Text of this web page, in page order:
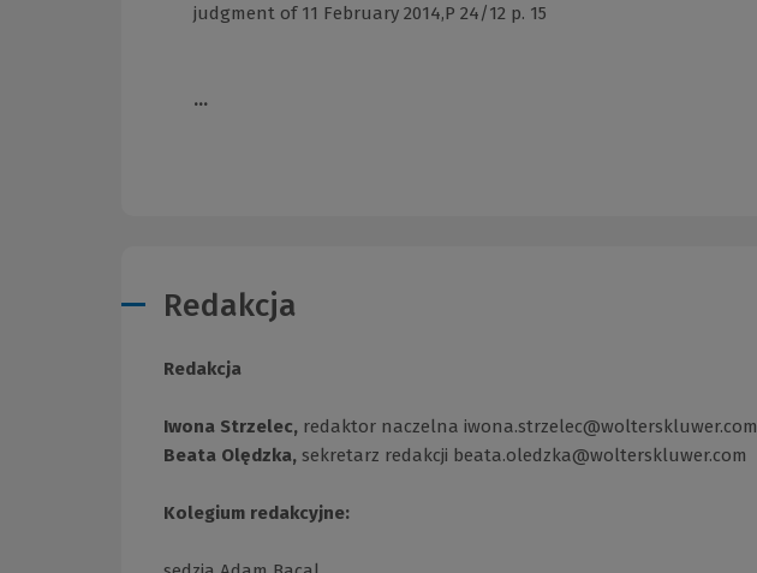
judgment of 11 February 2014,P 24/12 p. 15
...
Redakcja
Redakcja
Iwona Strzelec, redaktor naczelna iwona.strzelec@wolterskluwer.com
Beata Olędzka, sekretarz redakcji beata.oledzka@wolterskluwer.com
Kolegium redakcyjne: